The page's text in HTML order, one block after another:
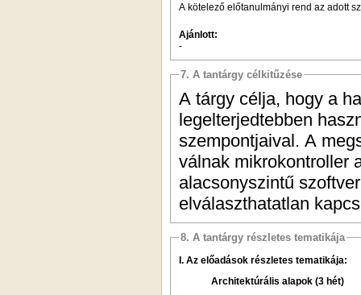
A kötelező előtanulmányi rend az adott
Ajánlott:
-
7. A tantárgy célkitűzése
A tárgy célja, hogy a
legelterjedtebben
szempontjaival. A
válnak mikrokontroller
alacsonyszintű
elválaszthatatlan
8. A tantárgy részletes tematikája
I. Az előadások részletes tematikája:
Architektúrális alapok (3 hét)